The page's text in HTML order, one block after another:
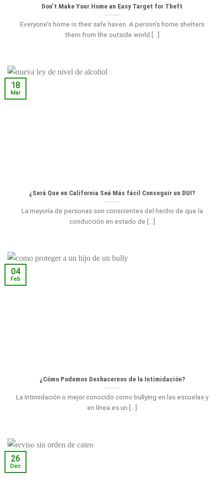
Don’t Make Your Home an Easy Target for Theft
Everyone’s home is their safe haven. A person’s home shelters
them from the outside world [...]
¿Será Que en California Seá Más fácil Conseguir un DUI?
La mayoría de personas son conscientes del hecho de que la
conducción en estado de [...]
18
Mar
¿Cómo Podemos Deshacernos de la Intimidación?
La Intimidación o mejor conocido como bullying en las escuelas y
en línea es un [...]
04
Feb
26
Dec